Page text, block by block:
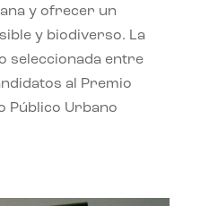
y ofrecer un
y biodiverso. La
seleccionada entre
al Premio
Público Urbano